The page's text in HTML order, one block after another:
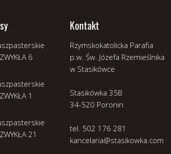
6
1
21
Kontakt
Rzymskokatolicka Parafia
p.w. Św. Józefa Rzemieślnika
w Stasikówce
Stasikówka 35B
34-520 Poronin
tel. 502 176 281
kancelaria@stasikowka.com